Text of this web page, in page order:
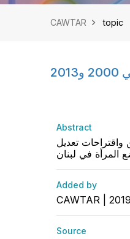
CAWTAR topic
Abstract
القوانين واقتراحات تعديل
Added by
CAWTAR |
Source